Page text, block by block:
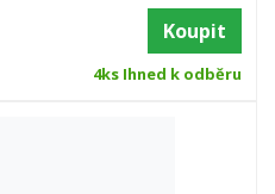
Koupit
4ks Ihned k odběru